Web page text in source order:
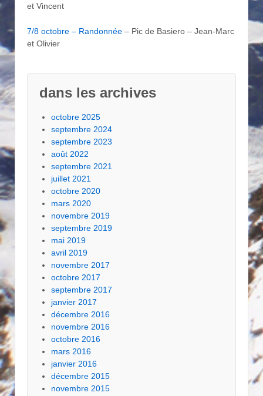
et Vincent
7/8 octobre – Randonnée – Pic de Basiero – Jean-Marc
et Olivier
dans les archives
octobre 2025
septembre 2024
septembre 2023
août 2022
septembre 2021
juillet 2021
octobre 2020
mars 2020
novembre 2019
septembre 2019
mai 2019
avril 2019
novembre 2017
octobre 2017
septembre 2017
janvier 2017
décembre 2016
novembre 2016
octobre 2016
mars 2016
janvier 2016
décembre 2015
novembre 2015